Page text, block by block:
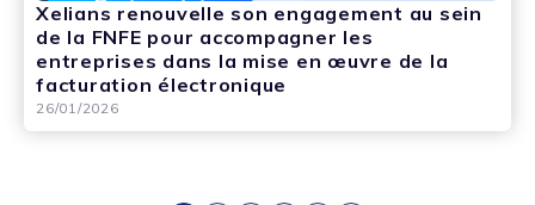
Xelians renouvelle son engagement au sein
de la FNFE pour accompagner les
entreprises dans la mise en œuvre de la
facturation électronique
26/01/2026